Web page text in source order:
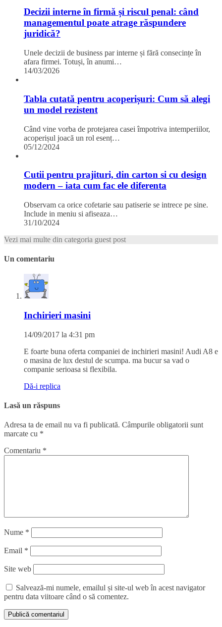
Decizii interne în firmă și riscul penal: când
managementul poate atrage răspundere
juridică?
Unele decizii de business par interne și fără consecințe în
afara firmei. Totuși, în anumi…
14/03/2026
Tabla cutată pentru acoperișuri: Cum să alegi
un model rezistent
Când vine vorba de protejarea casei împotriva intemperiilor,
acoperișul joacă un rol esenț…
05/12/2024
Cutii pentru prajituri, din carton si cu design
modern – iata cum fac ele diferenta
Observam ca orice cofetarie sau patiserie se intrece pe sine.
Include in meniu si afiseaza…
31/10/2024
Vezi mai multe din categoria guest post
Un comentariu
Inchirieri masini
14/09/2017 la 4:31 pm
E foarte buna oferta companiei de inchirieri masini! Audi A8 e
o masina de lux destul de scumpa. ma bucur sa vad o
companie serioasa si flexibila.
Dă-i replica
Lasă un răspuns
Adresa ta de email nu va fi publicată. Câmpurile obligatorii sunt
marcate cu *
Comentariu *
Nume *
Email *
Site web
Salvează-mi numele, emailul și site-ul web în acest navigator
pentru data viitoare când o să comentez.